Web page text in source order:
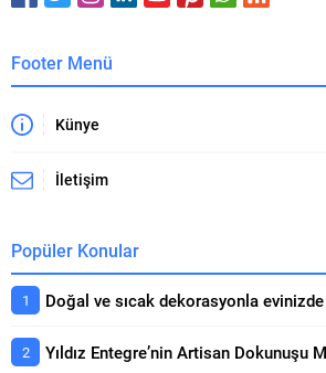
Footer Menü
Künye
İletişim
Popüler Konular
Doğal ve sıcak dekorasyonla
Yıldız Entegre’nin Artisan Dokunuşu